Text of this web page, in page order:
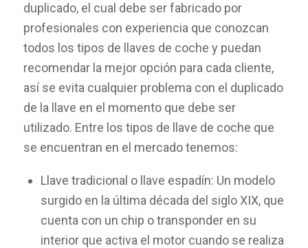
duplicado, el cual debe ser fabricado por
profesionales con experiencia que conozcan
todos los tipos de llaves de coche y puedan
recomendar la mejor opción para cada cliente,
así se evita cualquier problema con el duplicado
de la llave en el momento que debe ser
utilizado. Entre los tipos de llave de coche que
se encuentran en el mercado tenemos:
Llave tradicional o llave espadín: Un modelo
surgido en la última década del siglo XIX, que
cuenta con un chip o transponder en su
interior que activa el motor cuando se realiza